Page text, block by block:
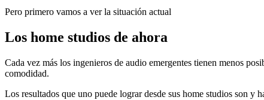
Pero primero vamos a ver la situación actual
Los home studios de ahora
Cada vez más los ingenieros de audio emergentes tienen menos
comodidad.
Los resultados que uno puede lograr desde sus home studios son y